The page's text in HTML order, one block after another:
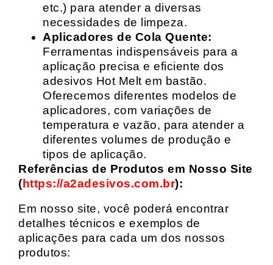
etc.) para atender a diversas
necessidades de limpeza.
Aplicadores de Cola Quente:
Ferramentas indispensáveis para a
aplicação precisa e eficiente dos
adesivos Hot Melt em bastão.
Oferecemos diferentes modelos de
aplicadores, com variações de
temperatura e vazão, para atender a
diferentes volumes de produção e
tipos de aplicação.
Referências de Produtos em Nosso Site
(https://a2adesivos.com.br):
Em nosso site, você poderá encontrar
detalhes técnicos e exemplos de
aplicações para cada um dos nossos
produtos: